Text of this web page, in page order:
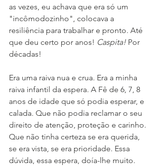
as vezes, eu achava que era só um
"incômodozinho", colocava a
resiliência para trabalhar e pronto. Até
que deu certo por anos! Caspita! Por
décadas!
Era uma raiva nua e crua. Era a minha
raiva infantil da espera. A Fê de 6, 7, 8
anos de idade que só podia esperar, e
calada. Que não podia reclamar o seu
direito de atenção, proteção e carinho.
Que não tinha certeza se era querida,
se era vista, se era prioridade. Essa
dúvida, essa espera, doía-lhe muito.